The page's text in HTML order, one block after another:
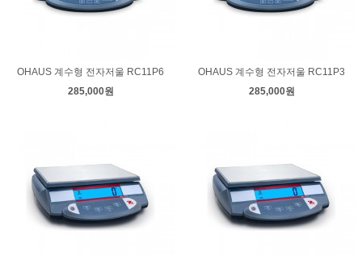
OHAUS 계수형 전자저울 RC11P6
285,000원
OHAUS 계수형 전자저울 RC11P3
285,000원